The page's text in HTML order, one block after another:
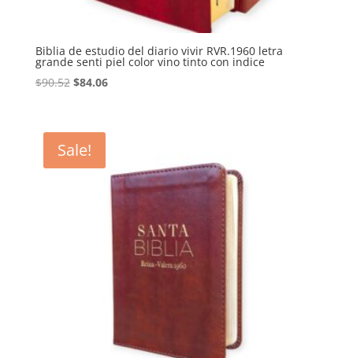
Biblia de estudio del diario vivir RVR.1960 letra
grande senti piel color vino tinto con indice
$90.52 Original
$90.52.
$84.06Current
Sale!